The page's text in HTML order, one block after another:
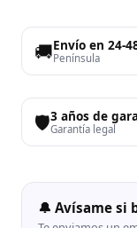
🚚Envío en 24-
Península
🛡️3 años de
Garantía legal
🔔 Avísame si